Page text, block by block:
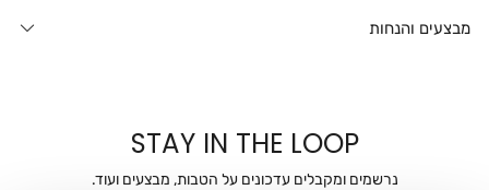
מבצעים והנחות
STAY IN THE LOOP
נרשמים ומקבלים עדכונים על הטבות, מבצעים ועוד.